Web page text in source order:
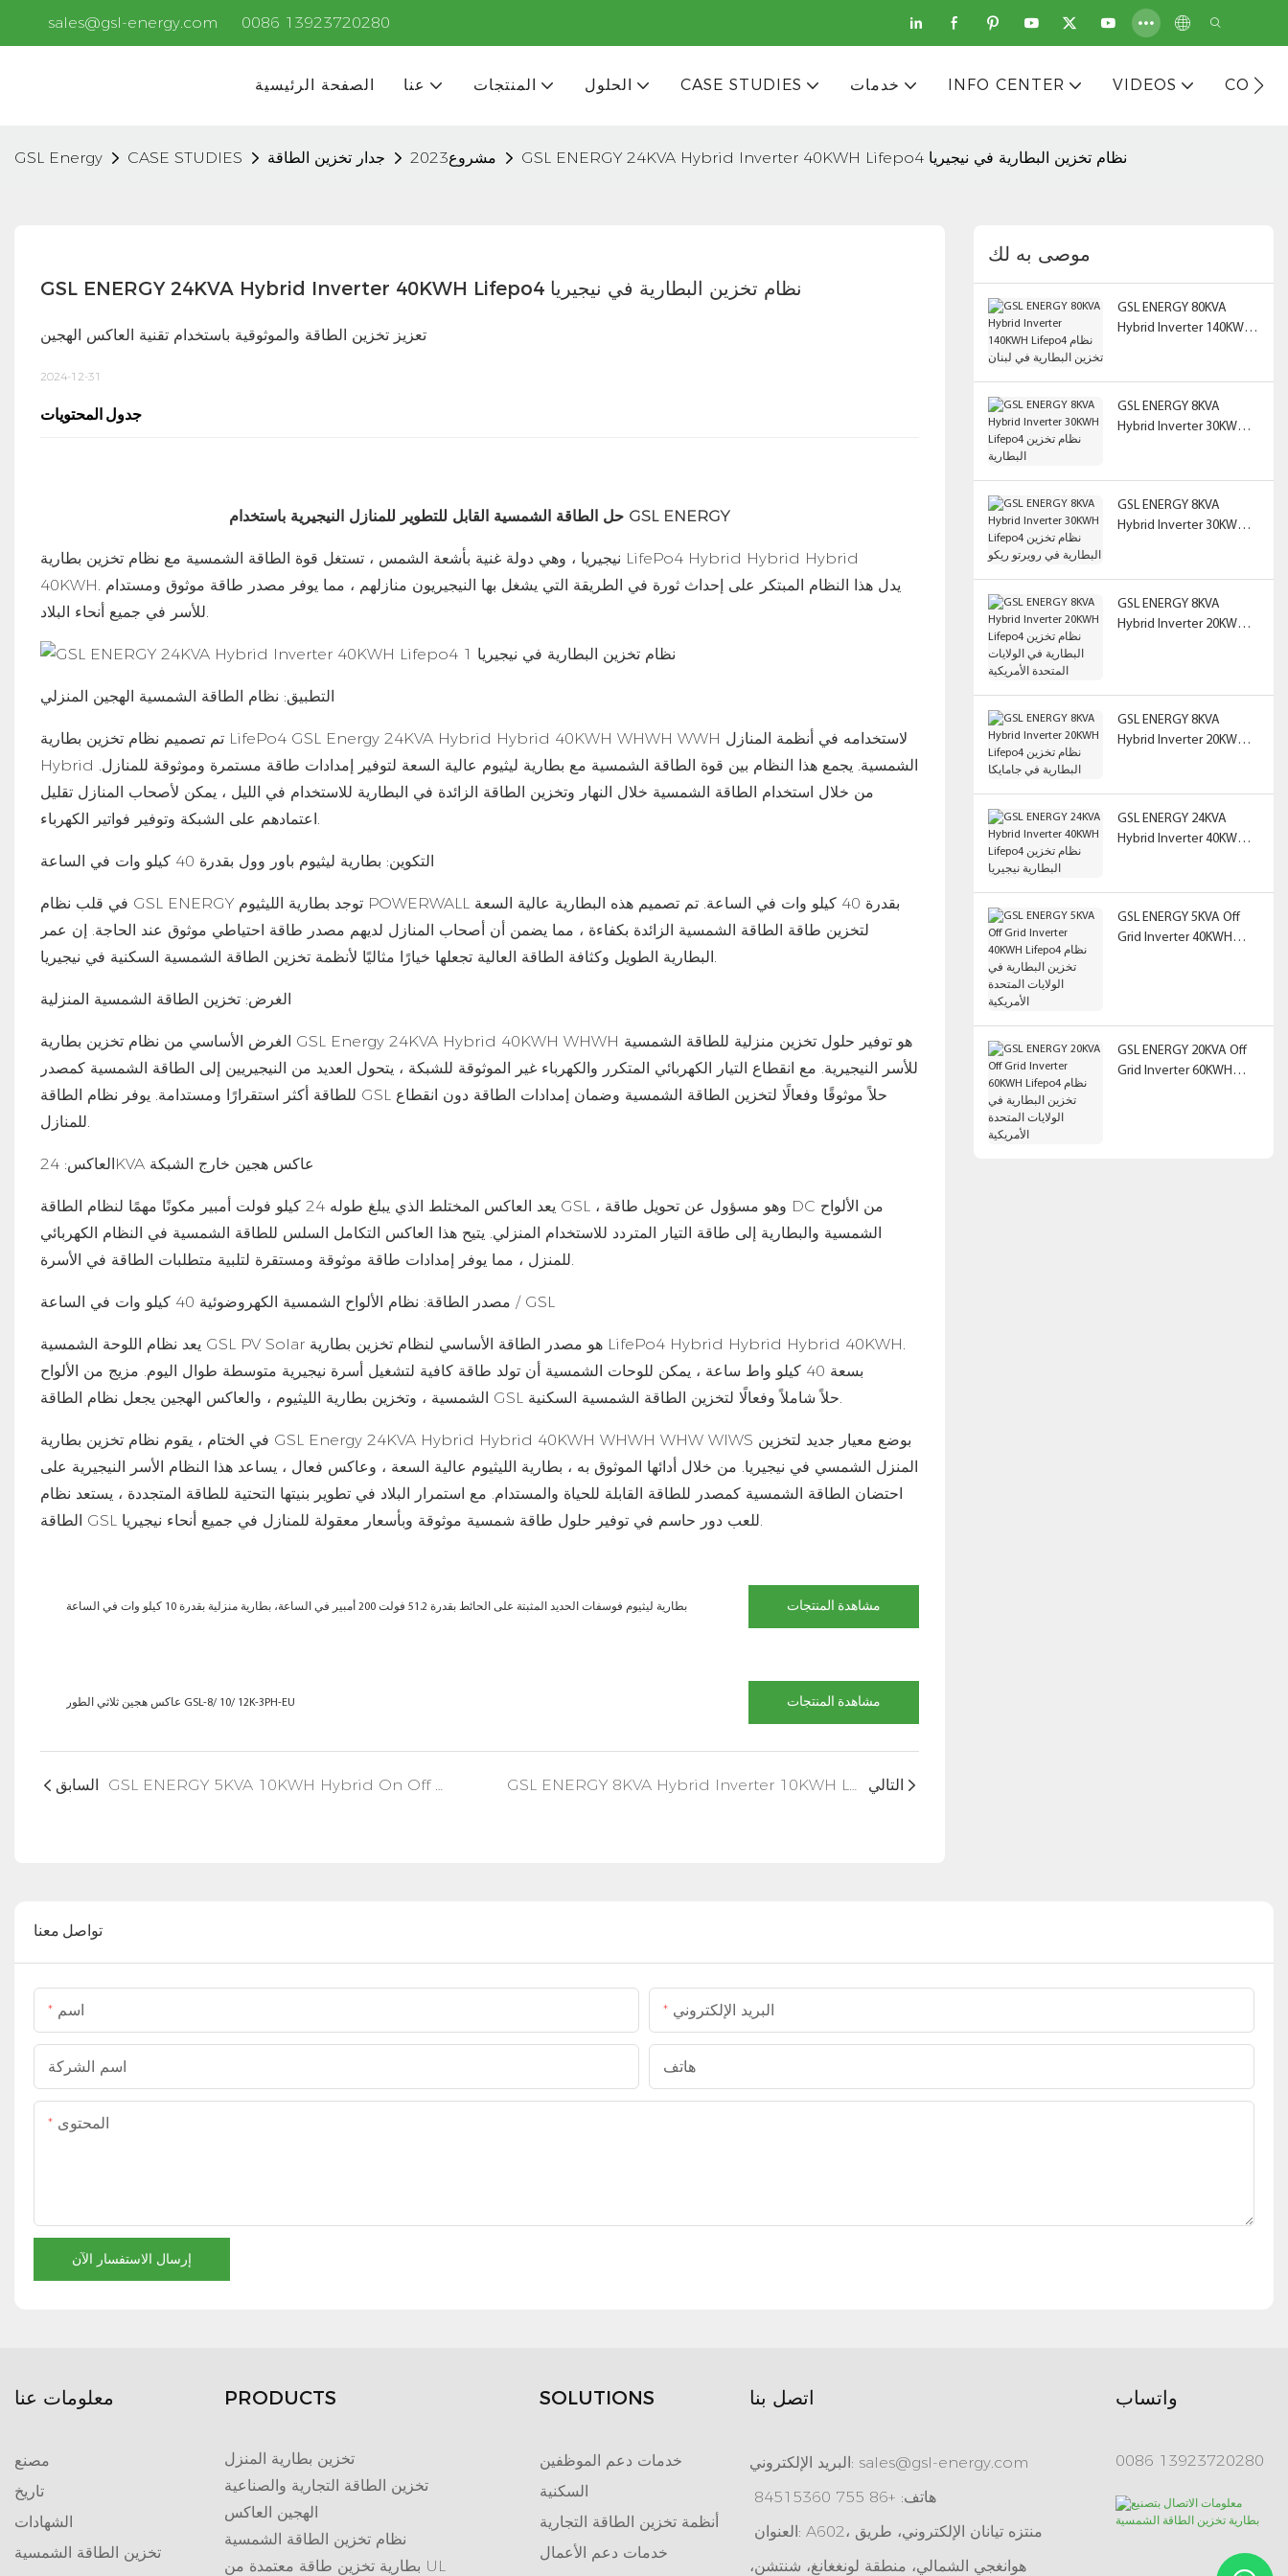
sales@gsl-energy.com 0086 13923720280
الصفحة الرئيسية عنا المنتجات الحلول CASE STUDIES خدمات INFO CENTER VIDEOS
GSL Energy CASE STUDIES جدار تخزين الطاقة مشروع2023 GSL ENERGY 24KVA Hybrid Inverter 40KWH Lifepo4 نظام تخزين البطارية في نيجيريا
GSL ENERGY 24KVA Hybrid Inverter 40KWH Lifepo4 نظام تخزين البطارية في نيجيريا
تعزيز تخزين الطاقة والموثوقية باستخدام تقنية العاكس الهجين
2024-12-31
جدول المحتويات
حل الطاقة الشمسية القابل للتطوير للمنازل النيجيرية باستخدام GSL ENERGY
نيجيريا ، وهي دولة غنية بأشعة الشمس ، تستغل قوة الطاقة الشمسية مع نظام تخزين بطارية LifePo4 Hybrid Hybrid Hybrid
40KWH. يدل هذا النظام المبتكر على إحداث ثورة في الطريقة التي يشغل بها النيجيريون منازلهم ، مما يوفر مصدر طاقة موثوق ومستدام
التطبيق: نظام الطاقة الشمسية الهجين المنزلي
تم تصميم نظام تخزين بطارية LifePo4 GSL Energy 24KVA Hybrid Hybrid 40KWH WHWH WWH لاستخدامه في أنظمة المنازل
Hybrid الشمسية. يجمع هذا النظام بين قوة الطاقة الشمسية مع بطارية ليثيوم عالية السعة لتوفير إمدادات طاقة مستمرة وموثوقة للمنازل.
من خلال استخدام الطاقة الشمسية خلال النهار وتخزين الطاقة الزائدة في البطارية للاستخدام في الليل ، يمكن لأصحاب المنازل تقليل
التكوين: بطارية ليثيوم باور وول بقدرة 40 كيلو وات في الساعة
في قلب نظام GSL ENERGY توجد بطارية الليثيوم POWERWALL بقدرة 40 كيلو وات في الساعة. تم تصميم هذه البطارية عالية السعة
لتخزين طاقة الطاقة الشمسية الزائدة بكفاءة ، مما يضمن أن أصحاب المنازل لديهم مصدر طاقة احتياطي موثوق عند الحاجة. إن عمر
الغرض: تخزين الطاقة الشمسية المنزلية
الغرض الأساسي من نظام تخزين بطارية GSL Energy 24KVA Hybrid 40KWH WHWH هو توفير حلول تخزين منزلية للطاقة الشمسية
للأسر النيجيرية. مع انقطاع التيار الكهربائي المتكرر والكهرباء غير الموثوقة للشبكة ، يتحول العديد من النيجيريين إلى الطاقة الشمسية كمصدر
للطاقة أكثر استقرارًا ومستدامة. يوفر نظام الطاقة GSL حلاً موثوقًا وفعالًا لتخزين الطاقة الشمسية وضمان إمدادات الطاقة دون انقطاع
العاكس: 24KVA عاكس هجين خارج الشبكة
يعد العاكس المختلط الذي يبلغ طوله 24 كيلو فولت أمبير مكونًا مهمًا لنظام الطاقة GSL ، وهو مسؤول عن تحويل طاقة DC من الألواح
الشمسية والبطارية إلى طاقة التيار المتردد للاستخدام المنزلي. يتيح هذا العاكس التكامل السلس للطاقة الشمسية في النظام الكهربائي
مصدر الطاقة: نظام الألواح الشمسية الكهروضوئية 40 كيلو وات في الساعة / GSL
يعد نظام اللوحة الشمسية GSL PV Solar هو مصدر الطاقة الأساسي لنظام تخزين بطارية LifePo4 Hybrid Hybrid Hybrid 40KWH.
بسعة 40 كيلو واط ساعة ، يمكن للوحات الشمسية أن تولد طاقة كافية لتشغيل أسرة نيجيرية متوسطة طوال اليوم. مزيج من الألواح
في الختام ، يقوم نظام تخزين بطارية GSL Energy 24KVA Hybrid Hybrid 40KWH WHWH WHW WIWS بوضع معيار جديد لتخزين
المنزل الشمسي في نيجيريا. من خلال أدائها الموثوق به ، بطارية الليثيوم عالية السعة ، وعاكس فعال ، يساعد هذا النظام الأسر النيجيرية على
احتضان الطاقة الشمسية كمصدر للطاقة القابلة للحياة والمستدام. مع استمرار البلاد في تطوير بنيتها التحتية للطاقة المتجددة ، يستعد نظام
بطارية ليثيوم فوسفات الحديد المثبتة على الحائط بقدرة 51.2 فولت 200 أمبير في الساعة، بطارية منزلية بقدرة 10 كيلو وات في الساعة مشاهدة المنتجات
عاكس هجين ثلاثي الطور GSL-8/ 10/ 12K-3PH-EU مشاهدة المنتجات
السابق التالي
موصى به لك
GSL ENERGY 80KVA
Hybrid Inverter 140KWH
GSL ENERGY 8KVA
Hybrid Inverter 30KWH
GSL ENERGY 8KVA
Hybrid Inverter 30KWH
GSL ENERGY 8KVA
Hybrid Inverter 20KWH
GSL ENERGY 8KVA
Hybrid Inverter 20KWH
GSL ENERGY 24KVA
Hybrid Inverter 40KWH
GSL ENERGY 5KVA Off
Grid Inverter 40KWH
GSL ENERGY 20KVA Off
Grid Inverter 60KWH
تواصل معنا
اسم البريد الإلكتروني
اسم الشركة هاتف
المحتوى
إرسال الاستفسار الآن
معلومات عنا
مصنع
تاريخ
الشهادات
تخزين الطاقة الشمسية
PRODUCTS
تخزين بطارية المنزل
تخزين الطاقة التجارية والصناعية
الهجين العاكس
نظام تخزين الطاقة الشمسية
بطارية تخزين طاقة معتمدة من UL
SOLUTIONS
خدمات دعم الموظفين
السكنية
أنظمة تخزين الطاقة التجارية
خدمات دعم الأعمال
اتصل بنا
البريد الإلكتروني: sales@gsl-energy.com
هاتف: +86 755 84515360
هوانغجي الشمالي، منطقة لونغغانغ، شنتشن،
واتساب
0086 13923720280